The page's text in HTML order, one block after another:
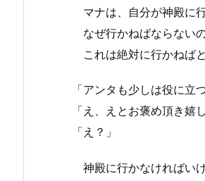
マナは、自分が神殿に
なぜ行かねばならない
これは絶対に行かねば
「アンタも少しは役に立
「え、えとお褒め頂き嬉
「え？」
神殿に行かなければい